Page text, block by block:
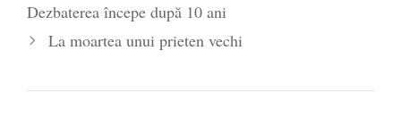
Dezbaterea începe după 10 ani
La moartea unui prieten vechi